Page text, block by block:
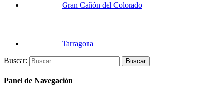
Gran Cañón del Colorado
Tarragona
Buscar:
Panel de Navegación